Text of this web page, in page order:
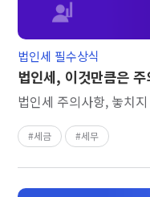
법인세, 이것만큼은
법인세 주의사항, 놓치
법인세 필수상식
세금 세무